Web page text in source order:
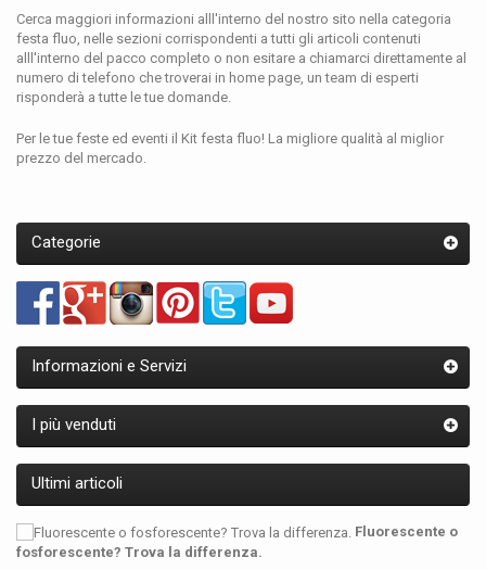
Cerca maggiori informazioni alll'interno del nostro sito nella categoria
festa fluo, nelle sezioni corrispondenti a tutti gli articoli contenuti
alll'interno del pacco completo o non esitare a chiamarci direttamente al
numero di telefono che troverai in home page, un team di esperti
risponderà a tutte le tue domande.
Per le tue feste ed eventi il Kit festa fluo! La migliore qualità al miglior
prezzo del mercado.
Categorie
Informazioni e Servizi
I più venduti
Ultimi articoli
Fluorescente o
fosforescente? Trova la differenza.